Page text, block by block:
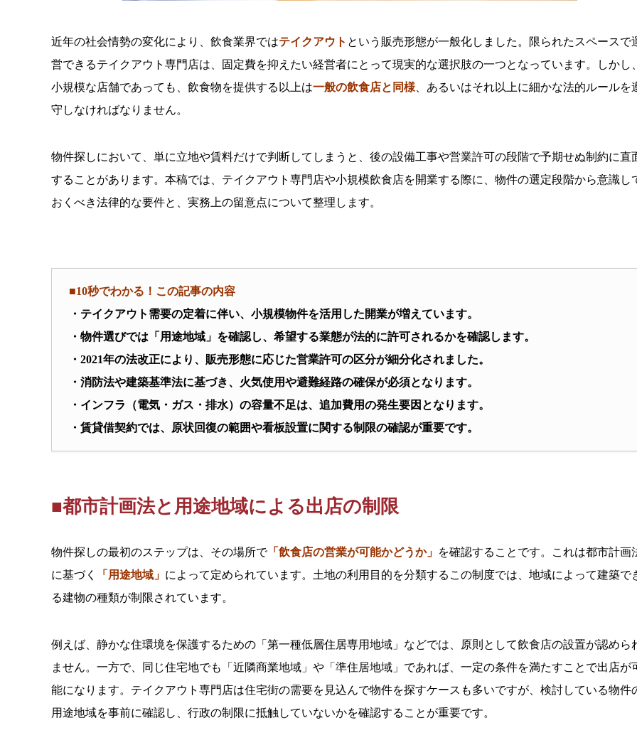
近年の社会情勢の変化により、飲食業界ではテイクアウト という販売形態が一般化しました。限られたスペースで
営できるテイクアウト専門店は、固定費を抑えたい経営者にとって現実的な選択肢の一つとなっています。しかし
小規模な店舗であっても、飲食物を提供する以上は一般の飲食店と同様 、あるいはそれ以上に細かな法的ルールを
守しなければなりません。
物件探しにおいて、単に立地や賃料だけで判断してしまうと、後の設備工事や営業許可の段階で予期せぬ制約に直
することがあります。本稿では、テイクアウト専門店や小規模飲食店を開業する際に、物件の選定段階から意識し
おくべき法律的な要件と、実務上の留意点について整理します。
■10秒でわかる！この記事の内容
・テイクアウト需要の定着に伴い、小規模物件を活用した開業が増えています。
・物件選びでは「用途地域」を確認し、希望する業態が法的に許可されるかを確認します。
・2021年の法改正により、販売形態に応じた営業許可の区分が細分化されました。
・消防法や建築基準法に基づき、火気使用や避難経路の確保が必須となります。
・インフラ（電気・ガス・排水）の容量不足は、追加費用の発生要因となります。
・賃貸借契約では、原状回復の範囲や看板設置に関する制限の確認が重要です。
■都市計画法と用途地域による出店の制限
物件探しの最初のステップは、その場所で「飲食店の営業が可能かどうか」 を確認することです。これは都市計画
に基づく
「用途地域」 によって定められています。土地の利用目的を分類するこの制度では、地域によって建築で
る建物の種類が制限されています。
例えば、静かな住環境を保護するための「第一種低層住居専用地域」などでは、原則として飲食店の設置が認めら
ません。一方で、同じ住宅地でも「近隣商業地域」や「準住居地域」であれば、一定の条件を満たすことで出店が
能になります。テイクアウト専門店は住宅街の需要を見込んで物件を探すケースも多いですが、検討している物件
用途地域を事前に確認し、行政の制限に抵触していないかを確認することが重要です。